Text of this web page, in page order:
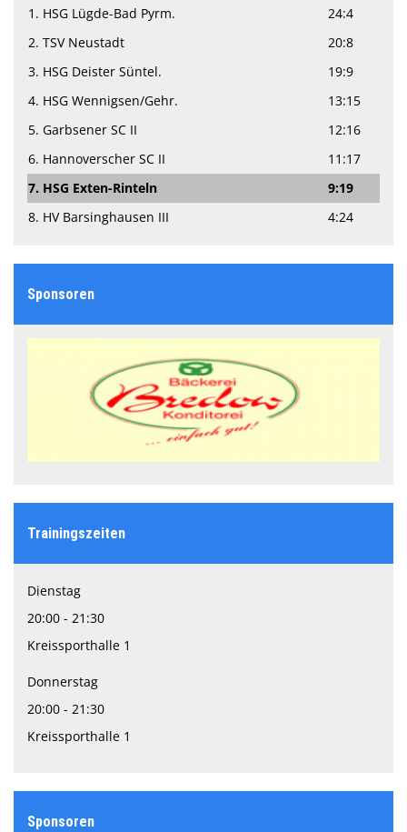
1. HSG Lügde-Bad Pyrm.
24:4
2. TSV Neustadt
20:8
3. HSG Deister Süntel.
19:9
4. HSG Wennigsen/Gehr.
13:15
5. Garbsener SC II
12:16
6. Hannoverscher SC II
11:17
7. HSG Exten-Rinteln
9:19
8. HV Barsinghausen III
4:24
Sponsoren
Trainingszeiten
Dienstag
20:00 - 21:30
Kreissporthalle 1
Donnerstag
20:00 - 21:30
Kreissporthalle 1
Sponsoren